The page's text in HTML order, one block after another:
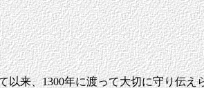
来、1300年に渡って大切に守り伝え